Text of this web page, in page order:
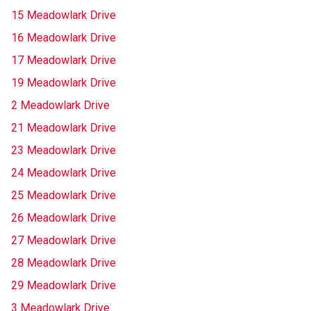
15 Meadowlark Drive
16 Meadowlark Drive
17 Meadowlark Drive
19 Meadowlark Drive
2 Meadowlark Drive
21 Meadowlark Drive
23 Meadowlark Drive
24 Meadowlark Drive
25 Meadowlark Drive
26 Meadowlark Drive
27 Meadowlark Drive
28 Meadowlark Drive
29 Meadowlark Drive
3 Meadowlark Drive